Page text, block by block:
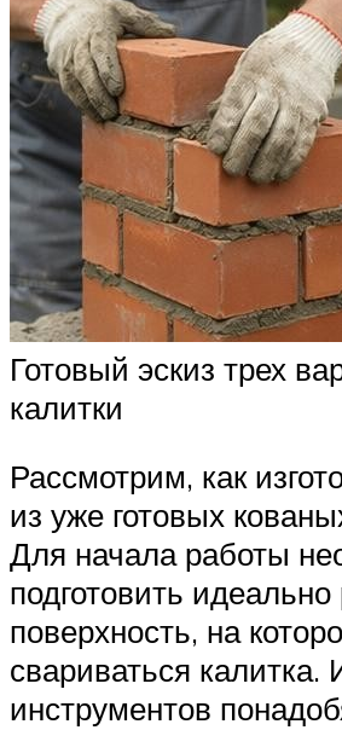
Готовый эскиз трех
калитки
Рассмотрим, как
из уже готовых
Для начала работы
подготовить
поверхность, на
свариваться калитка.
инструментов